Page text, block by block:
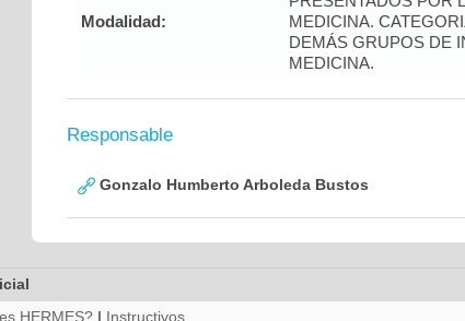
Modalidad:
MEDICINA.
DEMÁS GRUPOS DE
MEDICINA.
Responsable
Gonzalo Humberto Arboleda Bustos
HERMES? | Instructivos